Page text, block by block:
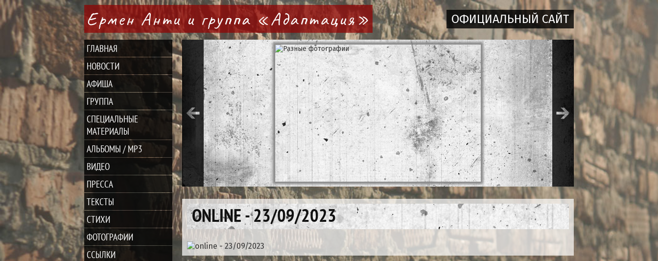
Ермен Анти и группа «Адаптация» ОФИЦИАЛЬНЫЙ САЙТ
ГЛАВНАЯ
НОВОСТИ
АФИША
ГРУППА
СПЕЦИАЛЬНЫЕ
МАТЕРИАЛЫ
АЛЬБОМЫ / MP3
ВИДЕО
ПРЕССА
ТЕКСТЫ
СТИХИ
ФОТОГРАФИИ
ССЫЛКИ
ONLINE - 23/09/2023